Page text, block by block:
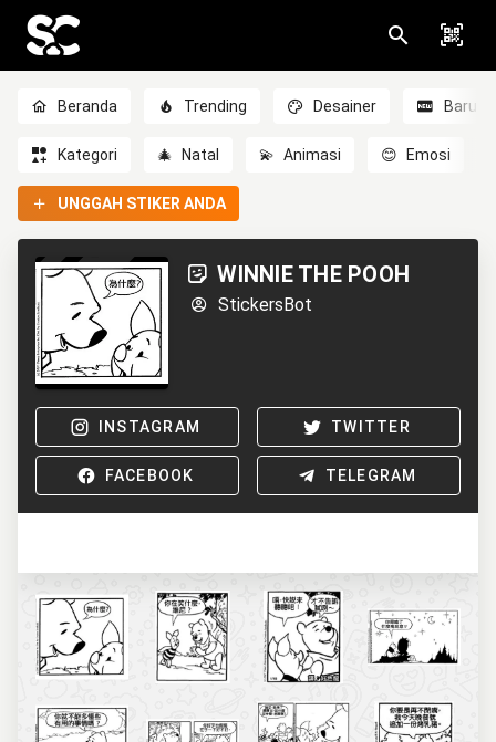
Beranda Trending Desainer Baru
Kategori 🎄 Natal 💫 Animasi 😊 Emosi
UNGGAH STIKER ANDA
WINNIE THE POOH
StickersBot
INSTAGRAM TWITTER
FACEBOOK TELEGRAM